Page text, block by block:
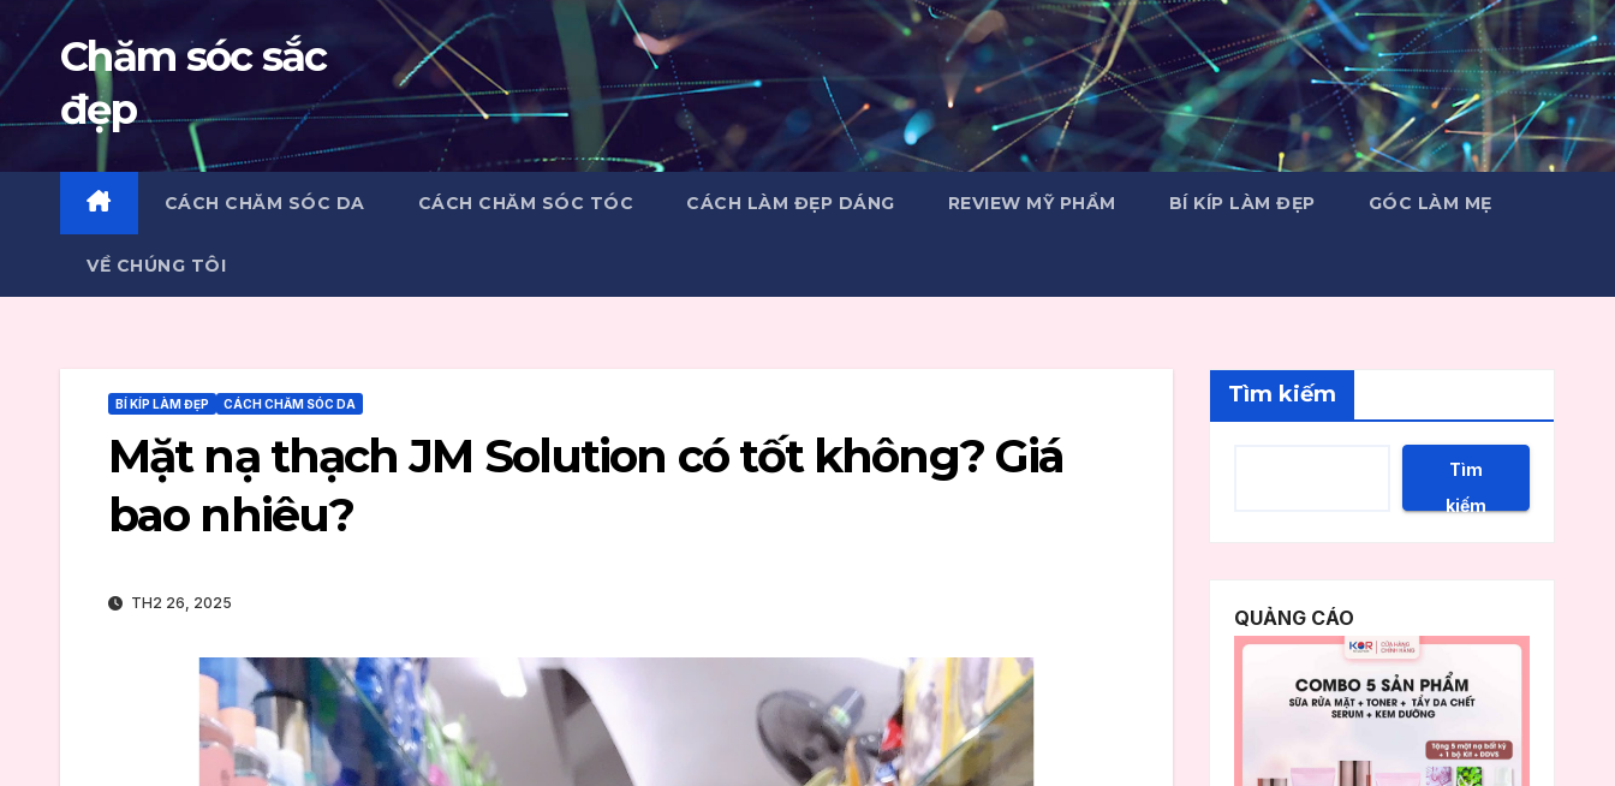
content
Chăm sóc sắc
đẹp
CÁCH CHĂM SÓC DA CÁCH CHĂM SÓC TÓC CÁCH LÀM ĐẸP DÁNG REVIEW MỸ PHẨM BÍ KÍP LÀM ĐẸP GÓC LÀM MẸ
VỀ CHÚNG TÔI
BÍ KÍP LÀM ĐẸP CÁCH CHĂM SÓC DA
Mặt nạ thạch JM Solution có tốt không? Giá
bao nhiêu?
TH2 26, 2025
Tìm kiếm
Tìm
kiếm
QUẢNG CÁO